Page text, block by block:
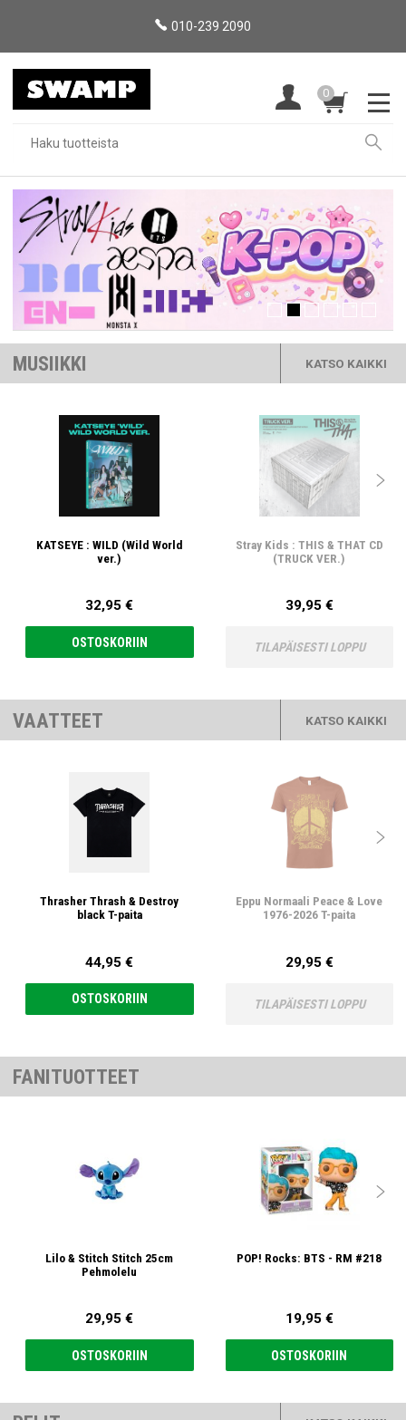
010-239 2090
0
MUSIIKKI KATSO KAIKKI
KATSEYE : WILD (Wild World
ver.)
32,95 €
OSTOSKORIIN
Stray Kids : THIS & THAT CD
(TRUCK VER.)
39,95 €
TILAPÄISESTI LOPPU

VAATTEET KATSO KAIKKI
Thrasher Thrash & Destroy
black T-paita
44,95 €
OSTOSKORIIN
Eppu Normaali Peace & Love
1976-2026 T-paita
29,95 €
TILAPÄISESTI LOPPU

FANITUOTTEET
Lilo & Stitch Stitch 25cm
Pehmolelu
29,95 €
OSTOSKORIIN
POP! Rocks: BTS - RM #218
19,95 €
OSTOSKORIIN
